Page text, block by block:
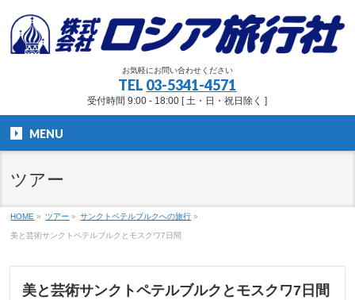
お気軽にお問い合わせください
TEL 03-5341-4571
受付時間 9:00 - 18:00 [ 土・日・祝日除く ]
MENU
ツアー
HOME » ツアー » サンクトペテルブルクへの旅行 »
美と芸術サンクトペテルブルクとモスクワ7日間
美と芸術サンクトペテルブルクとモスクワ7日間